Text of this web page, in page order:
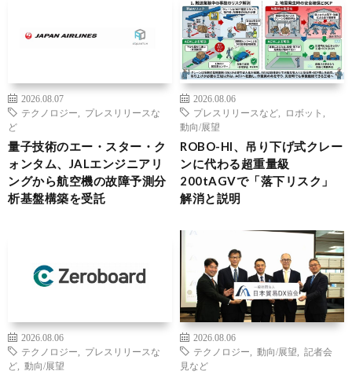
2026.08.07
テクノロジー
プレスリリースな
ど
量子技術のエー・スター・ク
ォンタム、JALエンジニアリ
ングから航空機の故障予測分
析基盤構築を受託
2026.08.06
プレスリリースなど
ロボット
動向/展望
ROBO-HI、吊り下げ式クレー
ンに代わる超重量級
200tAGVで「落下リスク」
解消と説明
2026.08.06
テクノロジー
プレスリリースな
ど
動向/展望
2026.08.06
テクノロジー
動向/展望
記者会
見など